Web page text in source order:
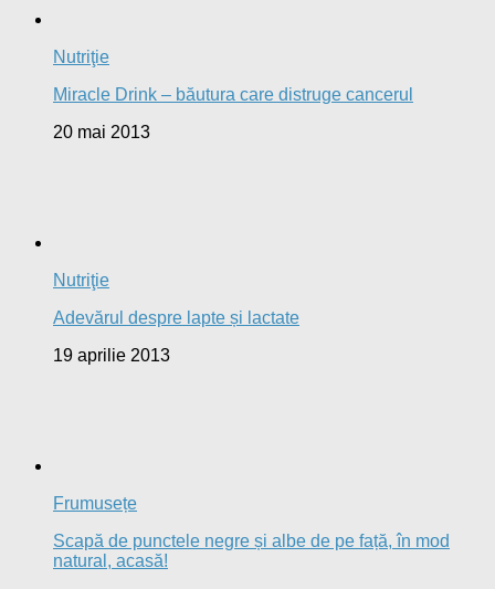
Nutriţie
Miracle Drink – băutura care distruge cancerul
20 mai 2013
Nutriţie
Adevărul despre lapte și lactate
19 aprilie 2013
Frumusețe
Scapă de punctele negre și albe de pe față, în mod
natural, acasă!